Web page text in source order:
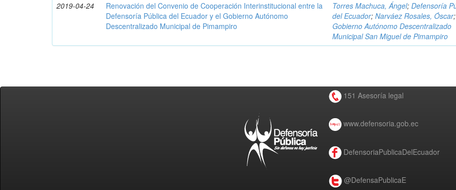
2019-04-24
Renovación del Convenio de Cooperación Interinstitucional entre la
Defensoría Pública del Ecuador y el Gobierno Autónomo
Descentralizado Municipal de Pimampiro
Torres Machuca, Ángel;Defensoría
del Ecuador;Narváez Rosales, Óscar;
Gobierno Autónomo Descentralizado
Municipal San Miguel de Pimampiro
151 Asesoría legal
www.defensoria.gob.ec
DefensoriaPublicaDelEcuador
@DefensaPublicaE